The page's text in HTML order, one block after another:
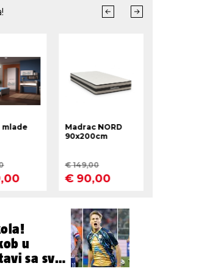
u
sa svih